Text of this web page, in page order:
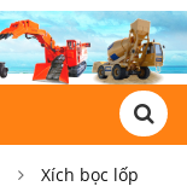
Xích bọc lốp